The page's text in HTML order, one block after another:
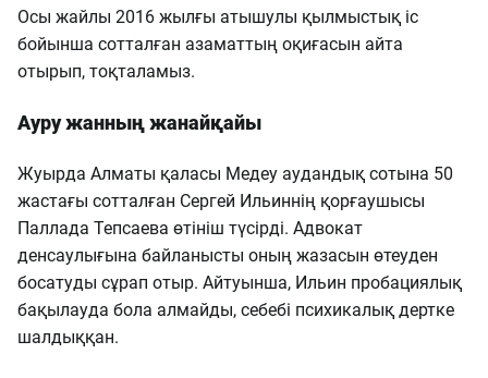
Осы жайлы 2016 жылғы атышулы қылмыстық іс
бойынша сотталған азаматтың оқиғасын айта
отырып, тоқталамыз.
Ауру жанның жанайқайы
Жуырда Алматы қаласы Медеу аудандық сотына 50
жастағы сотталған Сергей Ильиннің қорғаушысы
Паллада Тепсаева өтініш түсірді. Адвокат
денсаулығына байланысты оның жазасын өтеуден
босатуды сұрап отыр. Айтуынша, Ильин пробациялық
бақылауда бола алмайды, себебі психикалық дертке
шалдыққан.